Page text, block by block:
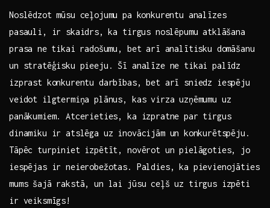
Noslēdzot mūsu ceļojumu ⁢pa konkurentu analīzes
pasauli, ir skaidrs,⁤ ka tirgus noslēpumu atklāšana
prasa ⁣ne tikai radošumu, bet arī analītisku domāšanu
un stratēģisku pieeju. Šī analīze ne tikai palīdz
izprast konkurentu darbības, bet arī sniedz iespēju
veidot ilgtermiņa plānus, kas virza uzņēmumu uz
panākumiem. Atcerieties, ka izpratne par tirgus
dinamiku ir atslēga uz inovācijām un⁣ konkurētspēju.
Tāpēc turpiniet izpētīt, novērot un​ pielāgoties, jo
iespējas ir neierobežotas.​ Paldies, ka pievienojāties
mums ‌šajā rakstā, un lai jūsu ceļš uz tirgus izpēti
‌ir veiksmīgs!